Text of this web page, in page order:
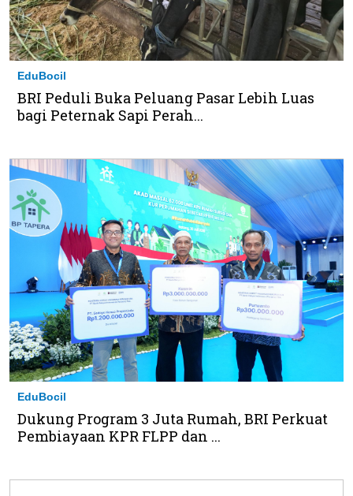
EduBocil
BRI Peduli Buka Peluang Pasar Lebih Luas
bagi Peternak Sapi Perah...
EduBocil
Dukung Program 3 Juta Rumah, BRI Perkuat
Pembiayaan KPR FLPP dan ...